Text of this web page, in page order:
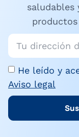
saludables
He leído y
Aviso legal